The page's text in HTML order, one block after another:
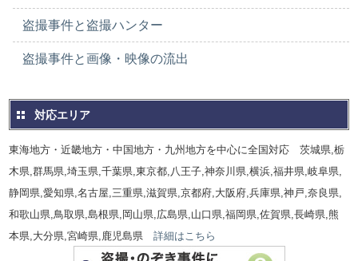
盗撮事件と盗撮ハンター
盗撮事件と画像・映像の流出
対応エリア
東海地方・近畿地方・中国地方・九州地方を中心に全国対応 茨城県,栃
木県,群馬県,埼玉県,千葉県,東京都,八王子,神奈川県,横浜,福井県,岐阜県,
静岡県,愛知県,名古屋,三重県,滋賀県,京都府,大阪府,兵庫県,神戸,奈良県,
和歌山県,鳥取県,島根県,岡山県,広島県,山口県,福岡県,佐賀県,長崎県,熊
本県,大分県,宮崎県,鹿児島県詳細はこちら